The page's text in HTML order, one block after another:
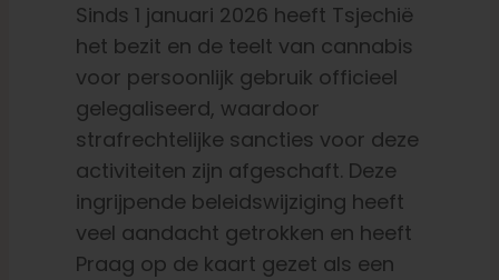
Sinds 1 januari 2026 heeft Tsjechië
het bezit en de teelt van cannabis
voor persoonlijk gebruik officieel
gelegaliseerd, waardoor
strafrechtelijke sancties voor deze
activiteiten zijn afgeschaft. Deze
ingrijpende beleidswijziging heeft
veel aandacht getrokken en heeft
Praag op de kaart gezet als een